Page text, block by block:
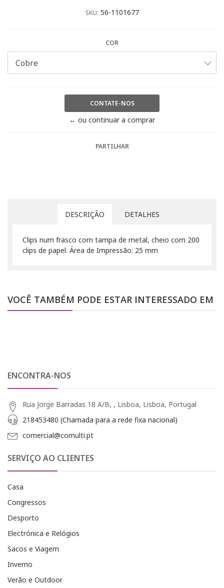
SKU: 56-1101677
COR
CONTATE-NOS
← ou continuar a comprar
PARTILHAR
DESCRIÇÃO DETALHES
Clips num frasco com tampa de metal, cheio com 200
clips de papel. Área de Impressão: 25 mm
VOCÊ TAMBÉM PODE ESTAR INTERESSADO EM
ENCONTRA-NOS
Rua Jorge Barradas 18 A/B, , Lisboa, Lisboa, Portugal
218453480 (Chamada para a rede fixa nacional)
comercial@comulti.pt
SERVIÇO AO CLIENTES
Casa
Congressos
Desporto
Electrónica e Relógios
Sacos e Viagem
Inverno
Verão e Outdoor